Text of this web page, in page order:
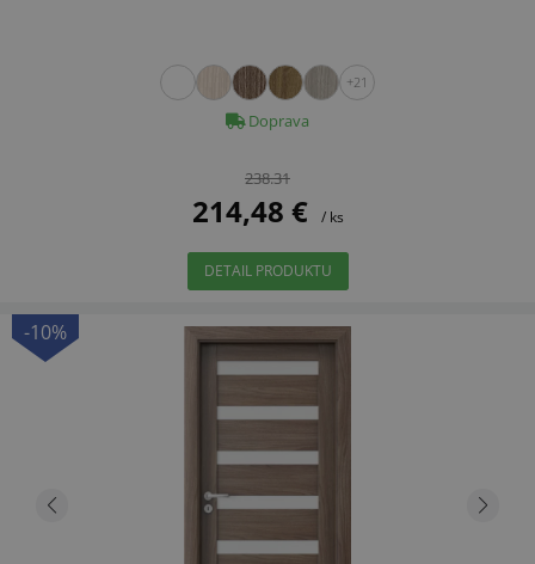
+21
Doprava
238.31
214,48 € / ks
DETAIL PRODUKTU
-10%